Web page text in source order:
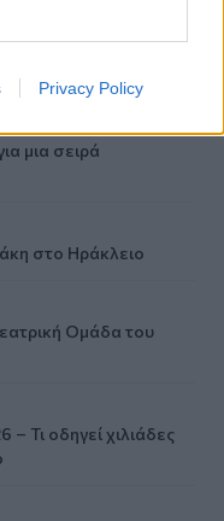
Privacy Policy
μια σειρά
στο Ηράκλειο
Ομάδα του
Τι οδηγεί χιλιάδες